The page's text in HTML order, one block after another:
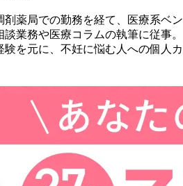
薬局での勤務を経て、医療系ベン
業務や医療コラムの執筆に従事。
験を元に、不妊に悩む人への個人カ